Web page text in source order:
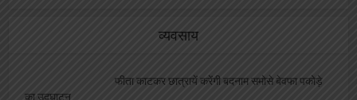
लेकिन इस सरकार ने विधायकों की सेलरी बढ़ा दी तीन गुना
तलवार, पंजीकरण किया गया अनिवार्य